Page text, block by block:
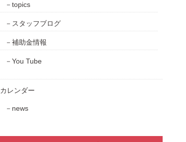
topics
スタッフブログ
補助金情報
You Tube
カレンダー
news